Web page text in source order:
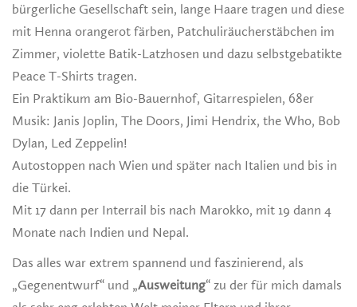
bürgerliche Gesellschaft sein, lange Haare tragen und diese
mit Henna orangerot färben, Patchuliräucherstäbchen im
Zimmer, violette Batik-Latzhosen und dazu selbstgebatikte
Peace T-Shirts tragen.
Ein Praktikum am Bio-Bauernhof, Gitarrespielen, 68er
Musik: Janis Joplin, The Doors, Jimi Hendrix, the Who, Bob
Dylan, Led Zeppelin!
Autostoppen nach Wien und später nach Italien und bis in
die Türkei.
Mit 17 dann per Interrail bis nach Marokko, mit 19 dann 4
Monate nach Indien und Nepal.
Das alles war extrem spannend und faszinierend, als
„Gegenentwurf“ und „Ausweitung“ zu der für mich damals